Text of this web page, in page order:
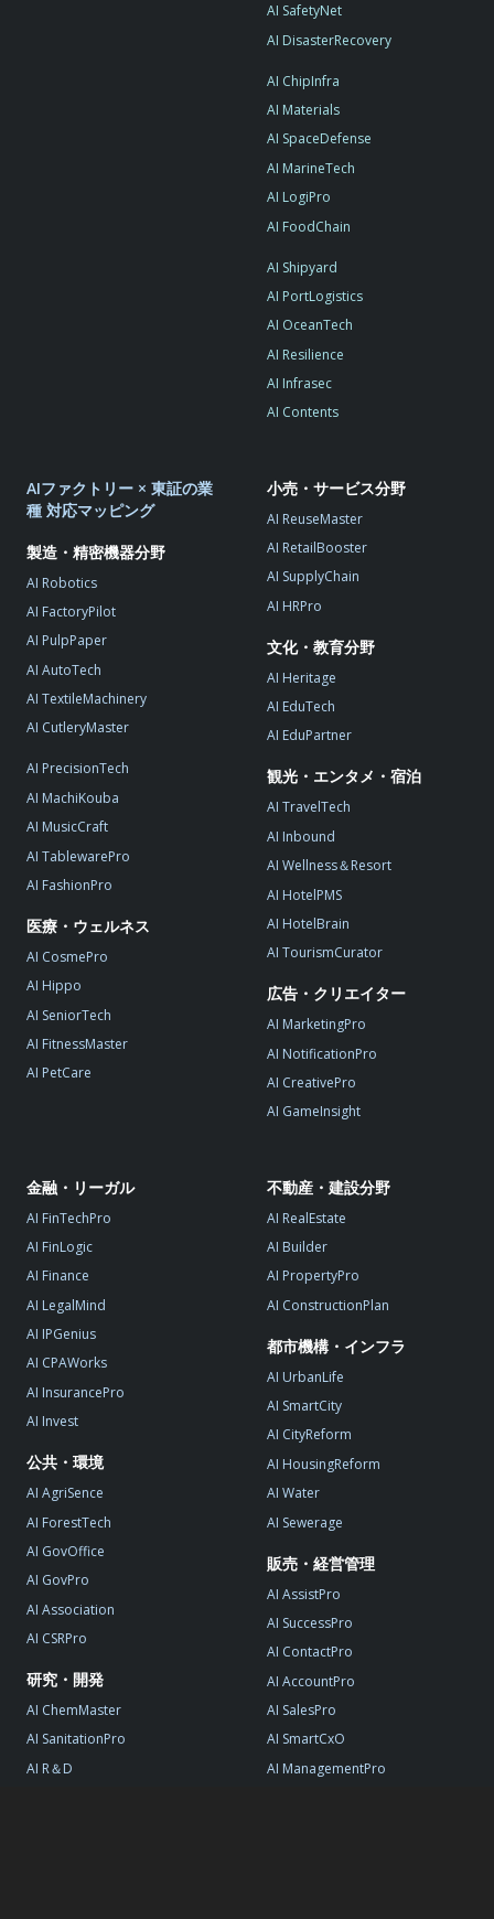
AI SafetyNet
AI DisasterRecovery
AI ChipInfra
AI Materials
AI SpaceDefense
AI MarineTech
AI LogiPro
AI FoodChain
AI Shipyard
AI PortLogistics
AI OceanTech
AI Resilience
AI Infrasec
AI Contents
AIファクトリー × 東証の業
種 対応マッピング
製造・精密機器分野
AI Robotics
AI FactoryPilot
AI PulpPaper
AI AutoTech
AI TextileMachinery
AI CutleryMaster
AI PrecisionTech
AI MachiKouba
AI MusicCraft
AI TablewarePro
AI FashionPro
医療・ウェルネス
AI CosmePro
AI Hippo
AI SeniorTech
AI FitnessMaster
AI PetCare
小売・サービス分野
AI ReuseMaster
AI RetailBooster
AI SupplyChain
AI HRPro
文化・教育分野
AI Heritage
AI EduTech
AI EduPartner
観光・エンタメ・宿泊
AI TravelTech
AI Inbound
AI Wellness＆Resort
AI HotelPMS
AI HotelBrain
AI TourismCurator
広告・クリエイター
AI MarketingPro
AI NotificationPro
AI CreativePro
AI GameInsight
金融・リーガル
AI FinTechPro
AI FinLogic
AI Finance
AI LegalMind
AI IPGenius
AI CPAWorks
AI InsurancePro
AI Invest
公共・環境
AI AgriSence
AI ForestTech
AI GovOffice
AI GovPro
AI Association
AI CSRPro
研究・開発
AI ChemMaster
AI SanitationPro
AI R＆D
不動産・建設分野
AI RealEstate
AI Builder
AI PropertyPro
AI ConstructionPlan
都市機構・インフラ
AI UrbanLife
AI SmartCity
AI CityReform
AI HousingReform
AI Water
AI Sewerage
販売・経営管理
AI AssistPro
AI SuccessPro
AI ContactPro
AI AccountPro
AI SalesPro
AI SmartCxO
AI ManagementPro